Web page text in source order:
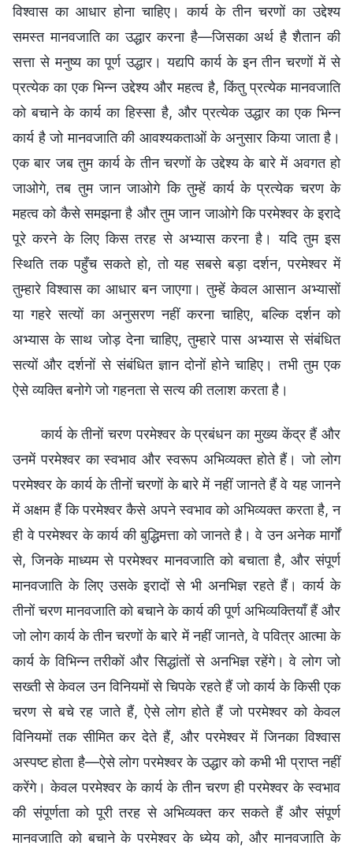
विश्वास का आधार होना चाहिए। कार्य के तीन चरणों का उद्देश्य
समस्त मानवजाति का उद्धार करना है—जिसका अर्थ है शैतान की
सत्ता से मनुष्य का पूर्ण उद्धार। यद्यपि कार्य के इन तीन चरणों में से
प्रत्येक का एक भिन्न उद्देश्य और महत्व है, किंतु प्रत्येक मानवजाति
को बचाने के कार्य का हिस्सा है, और प्रत्येक उद्धार का एक भिन्न
कार्य है जो मानवजाति की आवश्यकताओं के अनुसार किया जाता है।
एक बार जब तुम कार्य के तीन चरणों के उद्देश्य के बारे में अवगत हो
जाओगे, तब तुम जान जाओगे कि तुम्हें कार्य के प्रत्येक चरण के
महत्व को कैसे समझना है और तुम जान जाओगे कि परमेश्वर के इरादे
पूरे करने के लिए किस तरह से अभ्यास करना है। यदि तुम इस
स्थिति तक पहुँच सकते हो, तो यह सबसे बड़ा दर्शन, परमेश्वर में
तुम्हारे विश्वास का आधार बन जाएगा। तुम्हें केवल आसान अभ्यासों
या गहरे सत्यों का अनुसरण नहीं करना चाहिए, बल्कि दर्शन को
अभ्यास के साथ जोड़ देना चाहिए, तुम्हारे पास अभ्यास से संबंधित
सत्यों और दर्शनों से संबंधित ज्ञान दोनों होने चाहिए। तभी तुम एक
ऐसे व्यक्ति बनोगे जो गहनता से सत्य की तलाश करता है।
कार्य के तीनों चरण परमेश्वर के प्रबंधन का मुख्य केंद्र हैं और
उनमें परमेश्वर का स्वभाव और स्वरूप अभिव्यक्त होते हैं। जो लोग
परमेश्वर के कार्य के तीनों चरणों के बारे में नहीं जानते हैं वे यह जानने
में अक्षम हैं कि परमेश्वर कैसे अपने स्वभाव को अभिव्यक्त करता है, न
ही वे परमेश्वर के कार्य की बुद्धिमत्ता को जानते है। वे उन अनेक मार्गों
से, जिनके माध्यम से परमेश्वर मानवजाति को बचाता है, और संपूर्ण
मानवजाति के लिए उसके इरादों से भी अनभिज्ञ रहते हैं। कार्य के
तीनों चरण मानवजाति को बचाने के कार्य की पूर्ण अभिव्यक्तियाँ हैं और
जो लोग कार्य के तीन चरणों के बारे में नहीं जानते, वे पवित्र आत्मा के
कार्य के विभिन्न तरीकों और सिद्धांतों से अनभिज्ञ रहेंगे। वे लोग जो
सख्ती से केवल उन विनियमों से चिपके रहते हैं जो कार्य के किसी एक
चरण से बचे रह जाते हैं, ऐसे लोग होते हैं जो परमेश्वर को केवल
विनियमों तक सीमित कर देते हैं, और परमेश्वर में जिनका विश्वास
अस्पष्ट होता है—ऐसे लोग परमेश्वर के उद्धार को कभी भी प्राप्त नहीं
करेंगे। केवल परमेश्वर के कार्य के तीन चरण ही परमेश्वर के स्वभाव
की संपूर्णता को पूरी तरह से अभिव्यक्त कर सकते हैं और संपूर्ण
मानवजाति को बचाने के परमेश्वर के ध्येय को, और मानवजाति के